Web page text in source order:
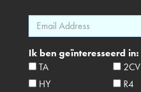
Ik ben geïnteresseerd in:
TA
2CV
HY
R4